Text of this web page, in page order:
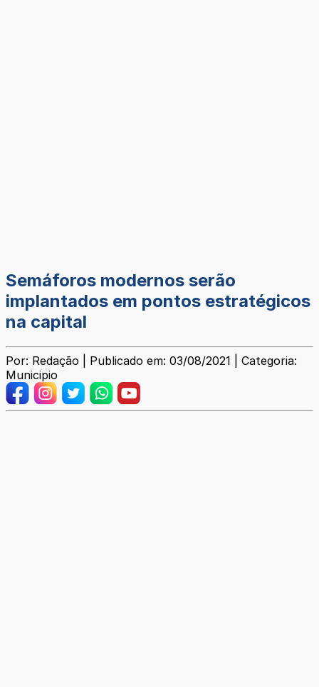
Semáforos modernos serão
implantados em pontos estratégicos
na capital
Por: Redação | Publicado em: 03/08/2021 | Categoria:
Municipio